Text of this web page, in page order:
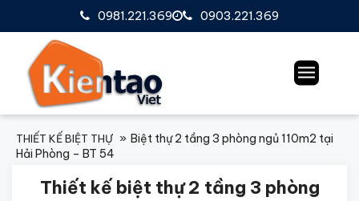
0903.221.369
0981.221.369
THIẾT KẾ BIỆT THỰ
Biệt thự 2 tầng 3 phòng ngủ 110m2 tại
Hải Phòng – BT 54
Thiết kế biệt thự 2 tầng 3 phòng